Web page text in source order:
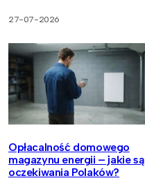
27-07-2026
Opłacalność domowego
magazynu energii – jakie są
oczekiwania Polaków?